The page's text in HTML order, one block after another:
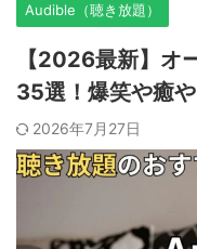
Audible（聴き放題）
【2026最新】オ
35選！爆笑や癒
2026年7月27日